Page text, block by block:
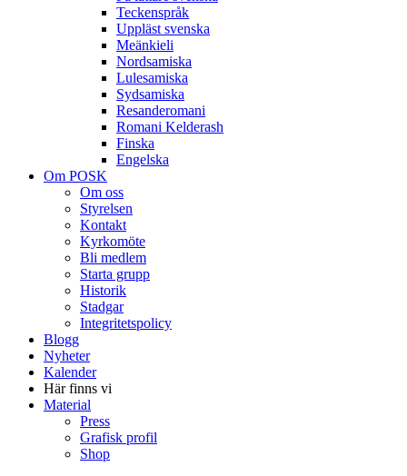
Teckenspråk
Uppläst svenska
Meänkieli
Nordsamiska
Lulesamiska
Sydsamiska
Resanderomani
Romani Kelderash
Finska
Engelska
Om POSK
Om oss
Styrelsen
Kontakt
Kyrkomöte
Bli medlem
Starta grupp
Historik
Stadgar
Integritetspolicy
Blogg
Nyheter
Kalender
Här finns vi
Material
Press
Grafisk profil
Shop